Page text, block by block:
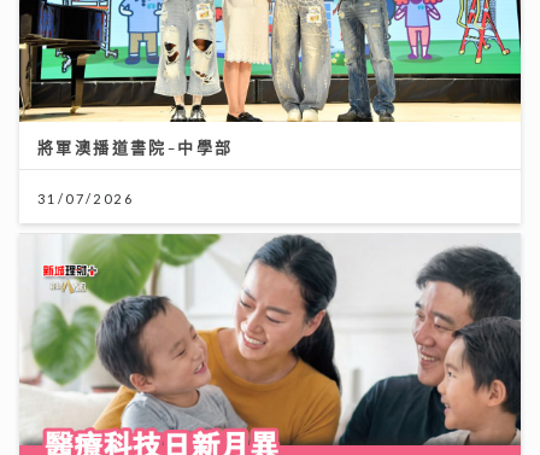
將軍澳播道書院-中學部
31/07/2026